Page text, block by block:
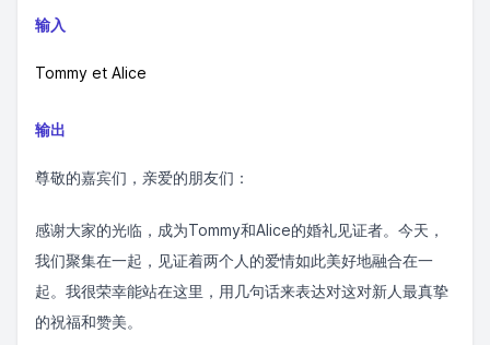
输入
Tommy et Alice
输出
尊敬的嘉宾们，亲爱的朋友们：
感谢大家的光临，成为Tommy和Alice的婚礼见证者。今天，
我们聚集在一起，见证着两个人的爱情如此美好地融合在一
起。我很荣幸能站在这里，用几句话来表达对这对新人最真挚
的祝福和赞美。